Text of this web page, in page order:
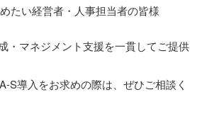
たい経営者・人事担当者の皆様
・マネジメント支援を一貫してご提供
S導入をお求めの際は、ぜひご相談く